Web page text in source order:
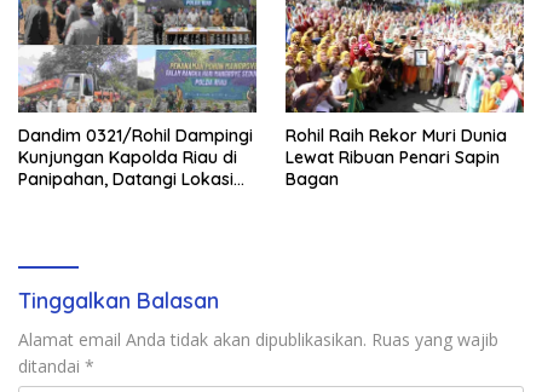
Dandim 0321/Rohil Dampingi
Kunjungan Kapolda Riau di
Panipahan, Datangi Lokasi
Rohil Raih Rekor Muri Dunia
Lewat Ribuan Penari Sapin
Bagan
Tinggalkan Balasan
Alamat email Anda tidak akan dipublikasikan. Ruas yang wajib
ditandai *